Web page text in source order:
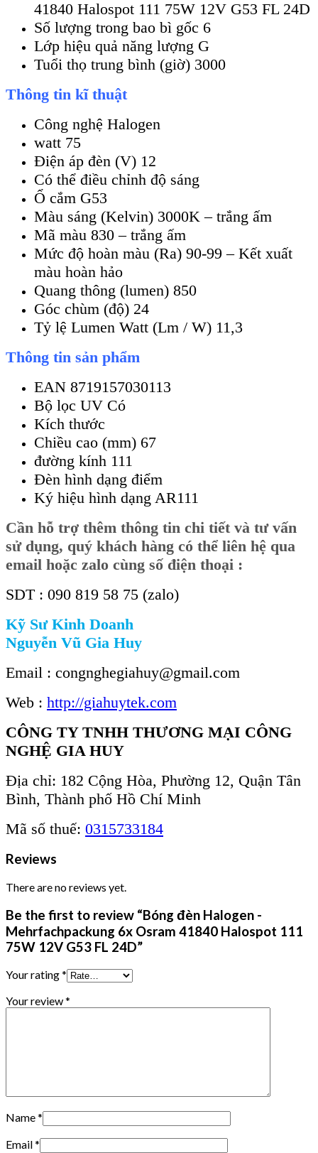
41840 Halospot 111 75W 12V G53 FL 24D
Số lượng trong bao bì gốc 6
Lớp hiệu quả năng lượng G
Tuổi thọ trung bình (giờ) 3000
Thông tin kĩ thuật
Công nghệ Halogen
watt 75
Điện áp đèn (V) 12
Có thể điều chỉnh độ sáng
Ổ cắm G53
Màu sáng (Kelvin) 3000K – trắng ấm
Mã màu 830 – trắng ấm
Mức độ hoàn màu (Ra) 90-99 – Kết xuất
màu hoàn hảo
Quang thông (lumen) 850
Góc chùm (độ) 24
Tỷ lệ Lumen Watt (Lm / W) 11,3
Thông tin sản phẩm
EAN 8719157030113
Bộ lọc UV Có
Kích thước
Chiều cao (mm) 67
đường kính 111
Đèn hình dạng điểm
Ký hiệu hình dạng AR111
Cần hỗ trợ thêm thông tin chi tiết và tư vấn
sử dụng, quý khách hàng có thể liên hệ qua
email hoặc zalo cùng số điện thoại :
SDT : 090 819 58 75 (zalo)
Kỹ Sư Kinh Doanh
Nguyễn Vũ Gia Huy
Email : congnghegiahuy@gmail.com
Web : http://giahuytek.com
CÔNG TY TNHH THƯƠNG MẠI CÔNG
NGHỆ GIA HUY
Địa chỉ: 182 Cộng Hòa, Phường 12, Quận Tân
Bình, Thành phố Hồ Chí Minh
Mã số thuế: 0315733184
Reviews
There are no reviews yet.
Be the first to review “Bóng đèn Halogen -
Mehrfachpackung 6x Osram 41840 Halospot 111
75W 12V G53 FL 24D”
Your rating*
Your review*
Name*
Email*